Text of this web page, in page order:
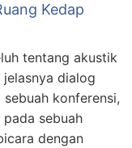
Kedap
tentang akustik
dialog
konferensi,
sebuah
dengan